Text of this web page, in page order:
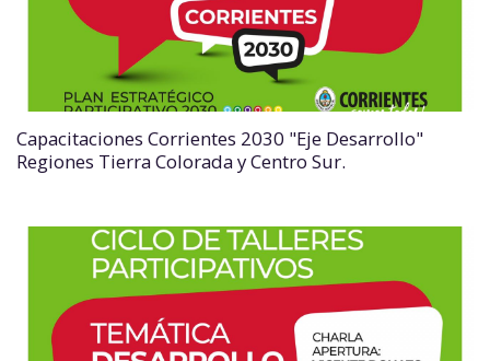
Capacitaciones Corrientes 2030 "Eje Desarrollo"
Regiones Tierra Colorada y Centro Sur.